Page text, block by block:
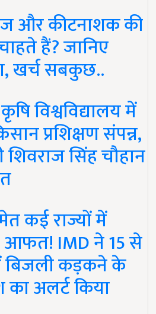
और कीटनाशक की
हैं? जानिए
खर्च सबकुछ..
विश्वविद्यालय में
प्रशिक्षण संपन्न,
शिवराज सिंह चौहान
कई राज्यों में
आफत! IMD ने 15 से
बिजली कड़कने के
अलर्ट किया